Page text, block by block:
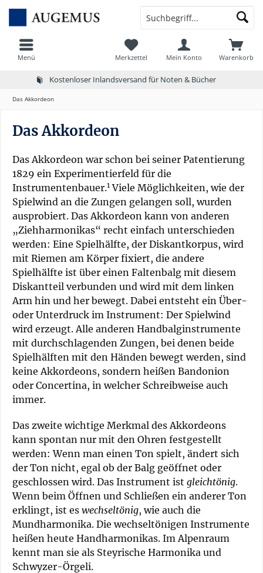
Kostenloser Inlandsversand für Noten & Bücher
Menü Warenkorb
Merkzettel Mein Konto
Das Akkordeon
Das Akkordeon
Das Akkordeon war schon bei seiner Patentierung
1829 ein Experimentierfeld für die
Instrumentenbauer.1 Viele Möglichkeiten, wie der
Spielwind an die Zungen gelangen soll, wurden
ausprobiert. Das Akkordeon kann von anderen
„Ziehharmonikas“ recht einfach unterschieden
werden: Eine Spielhälfte, der Diskantkorpus, wird
mit Riemen am Körper fixiert, die andere
Spielhälfte ist über einen Faltenbalg mit diesem
Diskantteil verbunden und wird mit dem linken
Arm hin und her bewegt. Dabei entsteht ein Über-
oder Unterdruck im Instrument: Der Spielwind
wird erzeugt. Alle anderen Handbalginstrumente
mit durchschlagenden Zungen, bei denen beide
Spielhälften mit den Händen bewegt werden, sind
keine Akkordeons, sondern heißen Bandonion
oder Concertina, in welcher Schreibweise auch
immer.
Das zweite wichtige Merkmal des Akkordeons
kann spontan nur mit den Ohren festgestellt
werden: Wenn man einen Ton spielt, ändert sich
der Ton nicht, egal ob der Balg geöffnet oder
geschlossen wird. Das Instrument ist gleichtönig.
Wenn beim Öffnen und Schließen ein anderer Ton
erklingt, ist es wechseltönig, wie auch die
Mundharmonika. Die wechseltönigen Instrumente
heißen heute Handharmonikas. Im Alpenraum
kennt man sie als Steyrische Harmonika und
Schwyzer-Örgeli.